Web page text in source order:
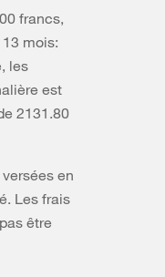
francs,
mois:
les
est
2131.80
en
Les frais
être